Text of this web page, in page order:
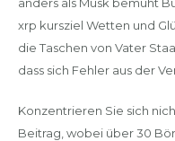
xrp kursziel Wetten und
die Taschen von Vater
dass sich Fehler aus der
Konzentrieren Sie sich
Beitrag, wobei über 30